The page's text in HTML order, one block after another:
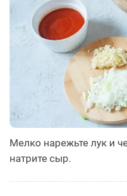
Мелко нарежьте лук и
натрите сыр.